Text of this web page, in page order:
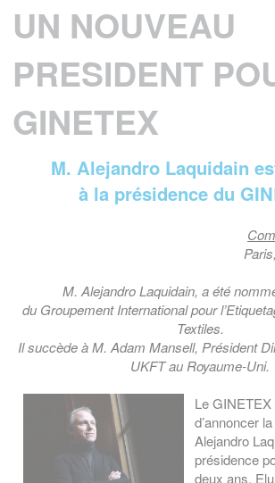
UN NOUVEAU
PRESIDENT
GINETEX
M. Alejandro Laquidain
à la présidence du
M. Alejandro Laquidain, a été
du Groupement International pour
Textiles.
Il succède à M. Adam Mansell, Président
UKFT au Royaume-Uni.
Le
d’annoncer
Alejandro
présidence
deux ans.